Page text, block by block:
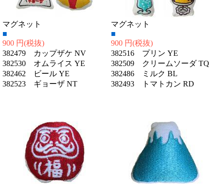
マグネット
■
900 円(税抜)
382479 カップザケ NV
382530 オムライス YE
382462 ビール YE
382523 ギョーザ NT
マグネット
■
900 円(税抜)
382516 プリン YE
382509 クリームソーダ TQ
382486 ミルク BL
382493 トマトカン RD